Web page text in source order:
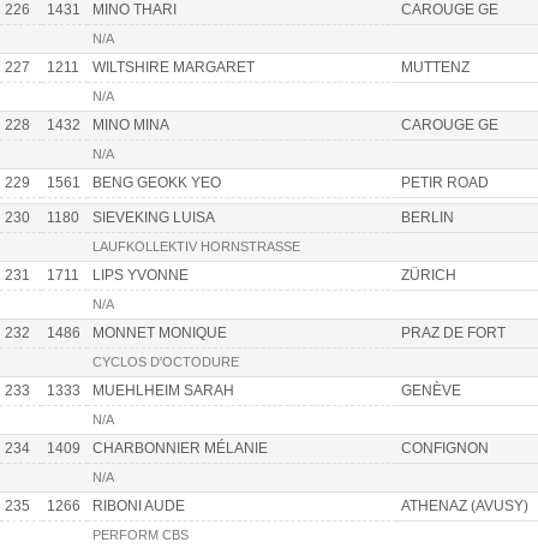
226 1431 MINO THARI CAROUGE GE
N/A
227 1211 WILTSHIRE MARGARET MUTTENZ
N/A
228 1432 MINO MINA CAROUGE GE
N/A
229 1561 BENG GEOKK YEO PETIR ROAD
230 1180 SIEVEKING LUISA BERLIN
LAUFKOLLEKTIV HORNSTRASSE
231 1711 LIPS YVONNE ZÜRICH
N/A
232 1486 MONNET MONIQUE PRAZ DE FORT
CYCLOS D'OCTODURE
233 1333 MUEHLHEIM SARAH GENÈVE
N/A
234 1409 CHARBONNIER MÉLANIE CONFIGNON
N/A
235 1266 RIBONI AUDE ATHENAZ (AVUSY)
PERFORM CBS